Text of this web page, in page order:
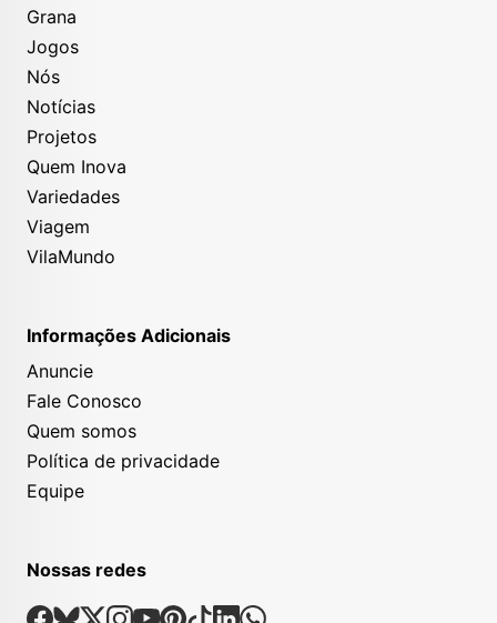
Grana
Jogos
Nós
Notícias
Projetos
Quem Inova
Variedades
Viagem
VilaMundo
Informações Adicionais
Anuncie
Fale Conosco
Quem somos
Política de privacidade
Equipe
Nossas redes
Nossas Redes Sociais
Facebook
Bsky
X Instagram
Youtube
Pinterest
TiktokLinkedin
Whatsapp